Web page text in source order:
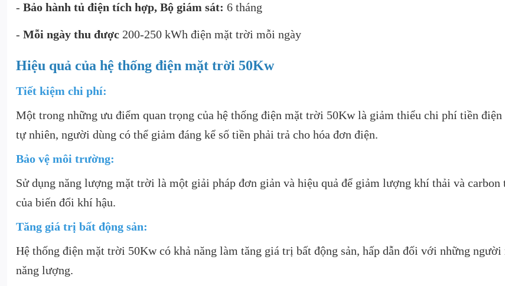
- Bảo hành tủ điện tích hợp, Bộ giám sát: 6 tháng
- Mỗi ngày thu được 200-250 kWh điện mặt trời mỗi ngày
Hiệu quả của hệ thống điện mặt trời 50Kw
Tiết kiệm chi phí:
Một trong những ưu điểm quan trọng của hệ thống điện mặt trời 50Kw là giảm thiểu chi phí tiền
tự nhiên, người dùng có thể giảm đáng kể số tiền phải trả cho hóa đơn điện.
Bảo vệ môi trường:
Sử dụng năng lượng mặt trời là một giải pháp đơn giản và hiệu quả để giảm lượng khí thải và
của biến đổi khí hậu.
Tăng giá trị bất động sản:
Hệ thống điện mặt trời 50Kw có khả năng làm tăng giá trị bất động sản, hấp dẫn đối với những
năng lượng.